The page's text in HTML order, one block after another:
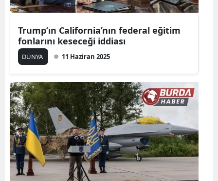
Trump’ın California’nın federal eğitim
fonlarını keseceği iddiası
DÜNYA 11 Haziran 2025